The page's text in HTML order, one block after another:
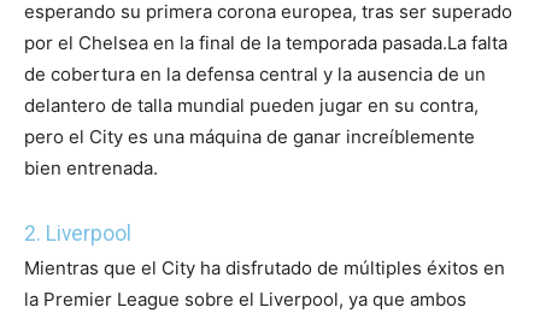
esperando su primera corona europea, tras ser superado
por el Chelsea en la final de la temporada pasada.La falta
de cobertura en la defensa central y la ausencia de un
delantero de talla mundial pueden jugar en su contra,
pero el City es una máquina de ganar increíblemente
bien entrenada.
2. Liverpool
Mientras que el City ha disfrutado de múltiples éxitos en
la Premier League sobre el Liverpool, ya que ambos